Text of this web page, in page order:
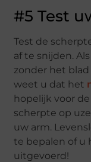
#5 Test
Test de
af te snijden.
zonder het
weet u dat het
hopelijk voor
scherpte op
uw arm.
te bepalen of u
uitgevoerd!